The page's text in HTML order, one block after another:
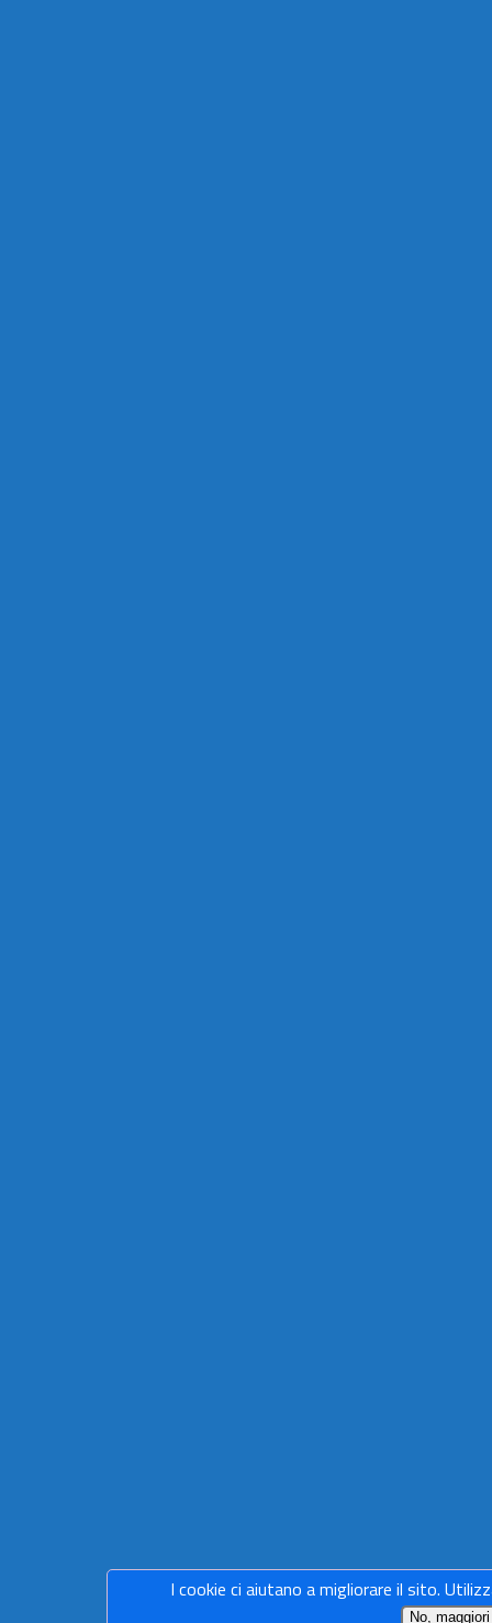
I cookie ci aiutano a migliorare il sito.
No,